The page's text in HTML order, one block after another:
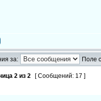
за: Поле
2 из 2 [ Сообщений: 17 ]